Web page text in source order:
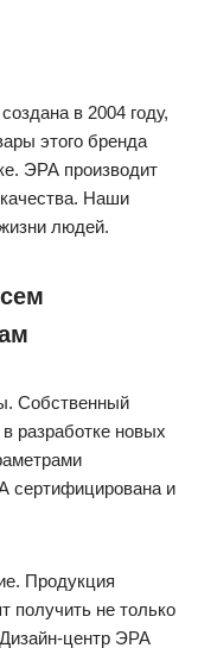
в 2004 году,
этого бренда
ЭРА производит
Наши
людей.
Собственный
разработке новых
сертифицирована и
Продукция
получить не только
центр ЭРА